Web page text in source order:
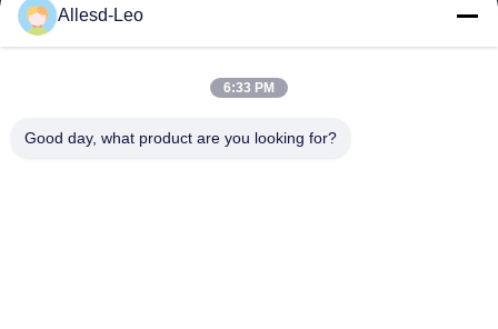
16years ervaring, als belangrijke fabrikant en exporteur van
ESD & Cleanroom producten, bieden wij een volledige lijn van
Huis
Producten
Allesd-Leo
6:33 PM
Good day, what product are you looking for?